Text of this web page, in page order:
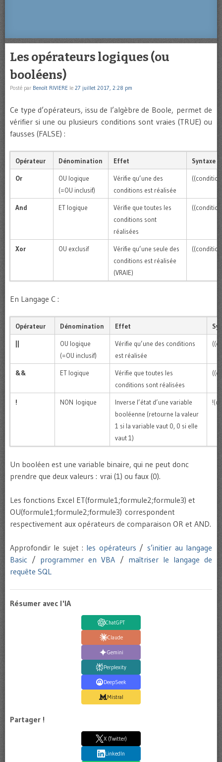
Les opérateurs logiques (ou
booléens)
Posté par Benoît RIVIERE le 27 juillet 2017, 2:28 pm
Ce type d’opérateurs, issu de l’algèbre de Boole, permet de
vérifier si une ou plusieurs conditions sont vraies (TRUE) ou
fausses (FALSE) :
Opérateur Dénomination Effet Syntaxe
Or
OU logique
(=OU inclusif)
Vérifie qu’une des
conditions est réalisée
And ET logique
Vérifie que toutes les
conditions sont
réalisées
Xor OU exclusif
Vérifie qu’une seule des
conditions est réalisée
(VRAIE)
En Langage C :
Opérateur Dénomination Effet
OU logique
(=OU inclusif)
Vérifie qu’une des conditions
est réalisée
&& ET logique
Vérifie que toutes les
conditions sont réalisées
! NON logique
Inverse l’état d’une variable
booléenne (retourne la valeur
1 si la variable vaut 0, 0 si elle
vaut 1)
Un booléen est une variable binaire, qui ne peut donc
prendre que deux valeurs : vrai (1) ou faux (0).
Les fonctions Excel ET(formule1;formule2;formule3) et
OU(formule1;formule2;formule3) correspondent
respectivement aux opérateurs de comparaison OR et AND.
Approfondir le sujet : les opérateurs /s’initier au langage
Basic / programmer en VBA / maîtriser le langage de
requête SQL
Résumer avec l'IA
ChatGPT
Claude
Gemini
Perplexity
DeepSeek
Mistral
Partager !
X (Twitter)
LinkedIn